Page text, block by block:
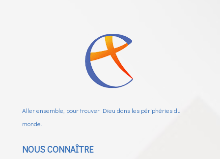
Aller ensemble, pour trouver Dieu dans les périphéries du
monde.
NOUS CONNAÎTRE